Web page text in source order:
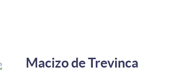
Macizo de Trevinca